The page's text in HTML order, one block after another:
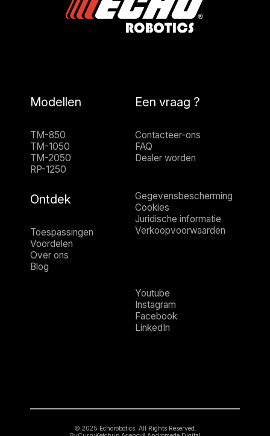
Modellen
TM-850
TM-1050
TM-2050
RP-1250
Een vraag ?
Contacteer-ons
FAQ
Dealer worden
Ontdek
Toespassingen
Voordelen
Over ons
Blog
Gegevensbescherming
Cookies
Juridische informatie
Verkoopvoorwaarden
Youtube
Instagram
Facebook
LinkedIn
© 2025 Echorobotics. All Rights Reserved.